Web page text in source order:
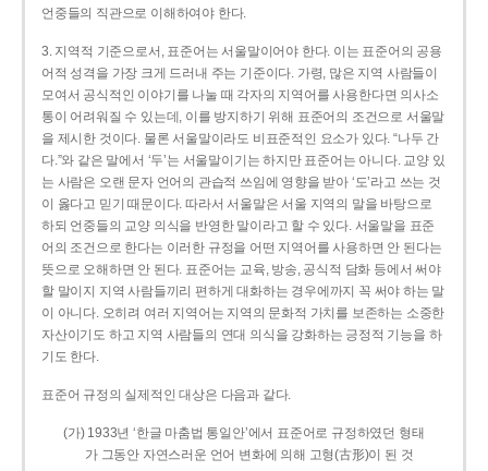
언중들의 직관으로 이해하여야 한다.
3. 지역적 기준으로서, 표준어는 서울말이어야 한다. 이는 표준어의 공용
어적 성격을 가장 크게 드러내 주는 기준이다. 가령, 많은 지역 사람들이
모여서 공식적인 이야기를 나눌 때 각자의 지역어를 사용한다면 의사소
통이 어려워질 수 있는데, 이를 방지하기 위해 표준어의 조건으로 서울말
을 제시한 것이다. 물론 서울말이라도 비표준적인 요소가 있다. “나두 간
다.”와 같은 말에서 ‘두’는 서울말이기는 하지만 표준어는 아니다. 교양 있
는 사람은 오랜 문자 언어의 관습적 쓰임에 영향을 받아 ‘도’라고 쓰는 것
이 옳다고 믿기 때문이다. 따라서 서울말은 서울 지역의 말을 바탕으로
하되 언중들의 교양 의식을 반영한 말이라고 할 수 있다. 서울말을 표준
어의 조건으로 한다는 이러한 규정을 어떤 지역어를 사용하면 안 된다는
뜻으로 오해하면 안 된다. 표준어는 교육, 방송, 공식적 담화 등에서 써야
할 말이지 지역 사람들끼리 편하게 대화하는 경우에까지 꼭 써야 하는 말
이 아니다. 오히려 여러 지역어는 지역의 문화적 가치를 보존하는 소중한
자산이기도 하고 지역 사람들의 연대 의식을 강화하는 긍정적 기능을 하
기도 한다.
표준어 규정의 실제적인 대상은 다음과 같다.
(가) 1933년 ‘한글 마춤법 통일안’에서 표준어로 규정하였던 형태
가 그동안 자연스러운 언어 변화에 의해 고형(古形)이 된 것